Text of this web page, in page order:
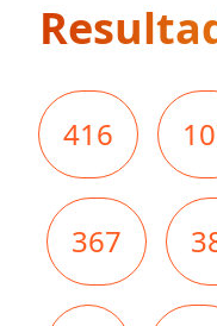
416
367